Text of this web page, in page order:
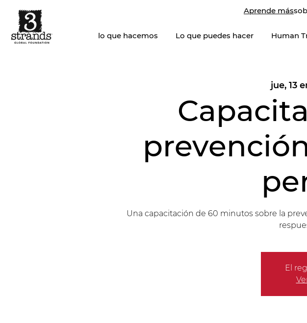
Aprende más
lo que hacemos Lo que puedes hacer Human
jue, 13
Una capacitación de 60 minutos sobre la
El